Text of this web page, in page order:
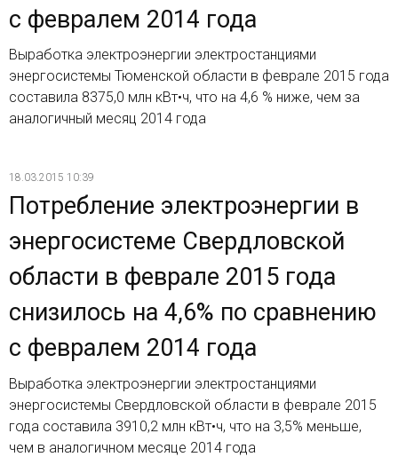
с февралем 2014 года
Выработка электроэнергии электростанциями
энергосистемы Тюменской области в феврале 2015 года
составила 8375,0 млн кВт•ч, что на 4,6 % ниже, чем за
аналогичный месяц 2014 года
18.03.2015 10:39
Потребление электроэнергии в
энергосистеме Свердловской
области в феврале 2015 года
снизилось на 4,6% по сравнению
с февралем 2014 года
Выработка электроэнергии электростанциями
энергосистемы Свердловской области в феврале 2015
года составила 3910,2 млн кВт•ч, что на 3,5% меньше,
чем в аналогичном месяце 2014 года